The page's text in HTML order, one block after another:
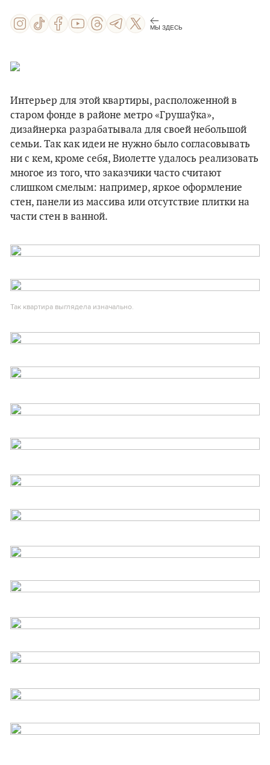
МЫ ЗДЕСЬ
Интерьер для этой квартиры, расположенной в
старом фонде в районе метро «Грушаўка»,
дизайнерка разрабатывала для своей небольшой
семьи. Так как идеи не нужно было согласовывать
ни с кем, кроме себя, Виолетте удалось реализовать
многое из того, что заказчики часто считают
слишком смелым: например, яркое оформление
стен, панели из массива или отсутствие плитки на
части стен в ванной.
Так квартира выглядела изначально.